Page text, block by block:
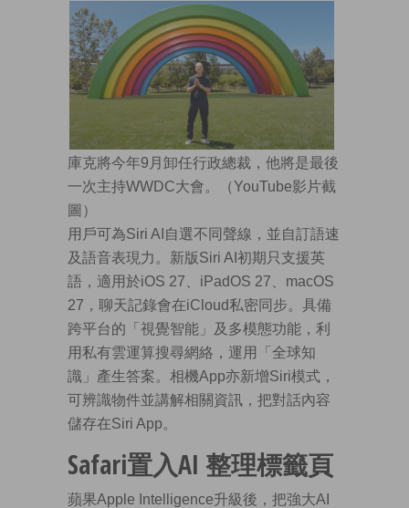
庫克將今年9月卸任行政總裁，他將是最後
一次主持WWDC大會。（YouTube影片截
圖）
用戶可為Siri AI自選不同聲線，並自訂語速
及語音表現力。新版Siri AI初期只支援英
語，適用於iOS 27、iPadOS 27、macOS
27，聊天記錄會在iCloud私密同步。具備
跨平台的「視覺智能」及多模態功能，利
用私有雲運算搜尋網絡，運用「全球知
識」產生答案。相機App亦新增Siri模式，
可辨識物件並講解相關資訊，把對話內容
儲存在Siri App。
Safari置入AI 整理標籤頁
蘋果Apple Intelligence升級後，把強大AI